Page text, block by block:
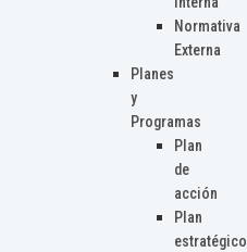
Normativa
Externa
Planes
y
Programas
Plan
de
acción
Plan
estratégico